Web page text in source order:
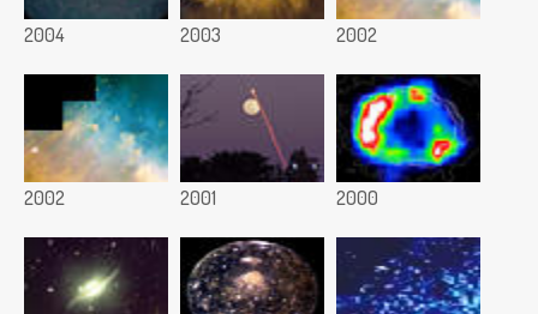
2004 2003 2002
2002 2001 2000